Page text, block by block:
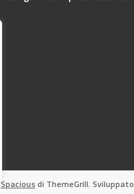
Spaciousdi ThemeGrill. Sviluppato